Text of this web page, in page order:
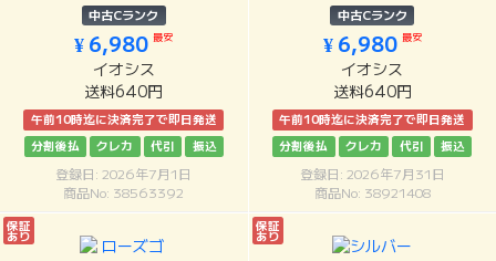
中古Cランク
¥ 6,980最安
イオシス
送料640円
午前10時迄に決済完了で即日発送
分割後払
クレカ 代引 振込
登録日: 2026年7月1日
商品No: 38563392
中古Cランク
¥ 6,980 最安
イオシス
送料640円
午前10時迄に決済完了で即日発送
分割後払
クレカ 代引 振込
登録日: 2026年7月31日
商品No: 38921408
保証
あり
保証
あり